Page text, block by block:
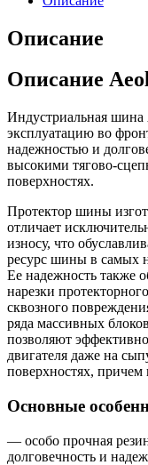
Описание
Описание
Индустриальная шина
эксплуатацию во
надежностью и
высокими тягово-
поверхностях.
Протектор шины
отличает
износу, что
ресурс шины в самых
Ее надежность также
нарезки
сквозного
ряда массивных
позволяют
двигателя даже на
поверхностях,
Основные
— особо прочная
долговечность и